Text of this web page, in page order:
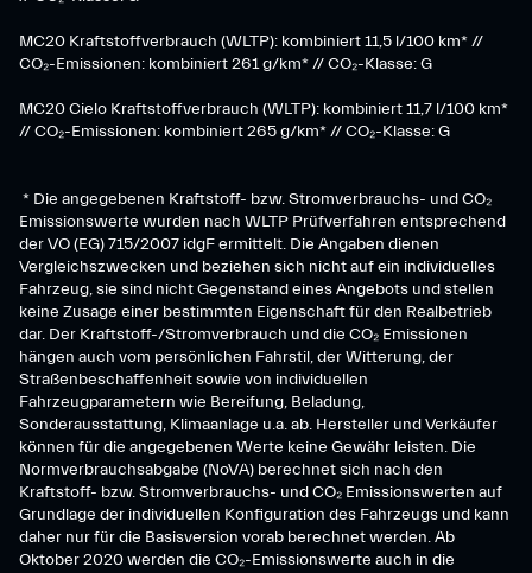
MC20 Kraftstoffverbrauch (WLTP): kombiniert 11,5 l/100 km* //
CO₂-Emissionen: kombiniert 261 g/km* // CO₂-Klasse: G
MC20 Cielo Kraftstoffverbrauch (WLTP): kombiniert 11,7 l/100 km*
// CO₂-Emissionen: kombiniert 265 g/km* // CO₂-Klasse: G
* Die angegebenen Kraftstoff- bzw. Stromverbrauchs- und CO₂
Emissionswerte wurden nach WLTP Prüfverfahren entsprechend
der VO (EG) 715/2007 idgF ermittelt. Die Angaben dienen
Vergleichszwecken und beziehen sich nicht auf ein individuelles
Fahrzeug, sie sind nicht Gegenstand eines Angebots und stellen
keine Zusage einer bestimmten Eigenschaft für den Realbetrieb
dar. Der Kraftstoff-/Stromverbrauch und die CO₂ Emissionen
hängen auch vom persönlichen Fahrstil, der Witterung, der
Straßenbeschaffenheit sowie von individuellen
Fahrzeugparametern wie Bereifung, Beladung,
Sonderausstattung, Klimaanlage u.a. ab. Hersteller und Verkäufer
können für die angegebenen Werte keine Gewähr leisten. Die
Normverbrauchsabgabe (NoVA) berechnet sich nach den
Kraftstoff- bzw. Stromverbrauchs- und CO₂ Emissionswerten auf
Grundlage der individuellen Konfiguration des Fahrzeugs und kann
daher nur für die Basisversion vorab berechnet werden. Ab
Oktober 2020 werden die CO₂-Emissionswerte auch in die